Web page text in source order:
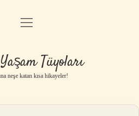
Anasayfa
Yasal Uyarı
menüyü
Tüyoları
neşe katan kısa hikayeler!